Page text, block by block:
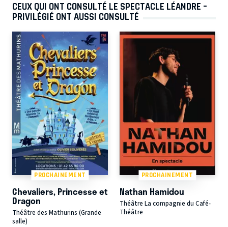
CEUX QUI ONT CONSULTÉ LE SPECTACLE LÉANDRE –
PRIVILÉGIÉ ONT AUSSI CONSULTÉ
PROCHAINEMENT
Chevaliers, Princesse et
Dragon
Théâtre des Mathurins (Grande
salle)
PROCHAINEMENT
Nathan Hamidou
Théâtre La compagnie du Café-
Théâtre